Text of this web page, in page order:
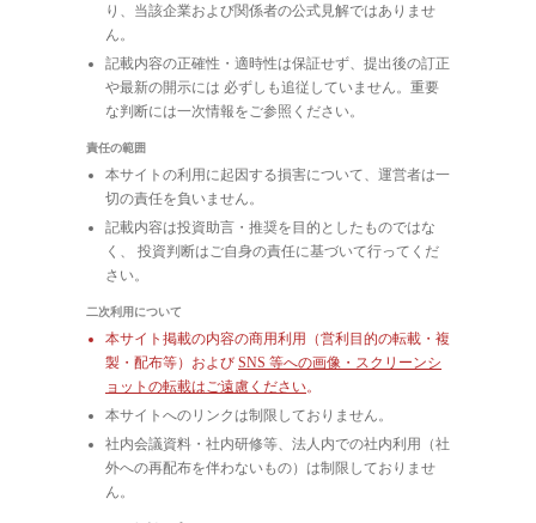
り、当該企業および関係者の公式見解ではありませ
ん。
記載内容の正確性・適時性は保証せず、提出後の訂正
や最新の開示には 必ずしも追従していません。重要
な判断には一次情報をご参照ください。
責任の範囲
本サイトの利用に起因する損害について、運営者は一
切の責任を負いません。
記載内容は投資助言・推奨を目的としたものではな
く、 投資判断はご自身の責任に基づいて行ってくだ
さい。
二次利用について
本サイト掲載の内容の商用利用（営利目的の転載・複
製・配布等）および SNS 等への画像・スクリーンシ
ョットの転載はご遠慮ください。
本サイトへのリンクは制限しておりません。
社内会議資料・社内研修等、法人内での社内利用（社
外への再配布を伴わないもの）は制限しておりませ
ん。